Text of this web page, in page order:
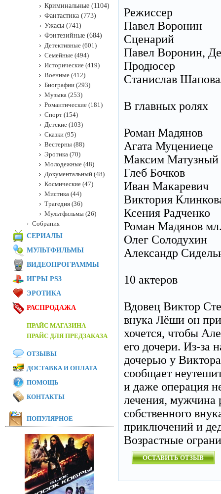
Режиссер
Павел Воронин
Сценарий
Павел Воронин,
Продюсер
Станислав
В главных ролях
Роман Мадянов
Агата Муцениеце
Максим Матузный
Глеб Бочков
Иван Макаревич
Виктория
Ксения Радченко
Роман Мадянов
Олег Солодухин
Александр
10 актеров
Вдовец Виктор
внука Лёши он
хочется, чтобы
его дочери. Из-за
дочерью у
сообщает
и даже операция
лечения, мужчина
собственного
приключений и
Возрастные
ОСТАВИТЬ ОТЗЫВ
Криминальные (1104)
Фантастика (773)
Ужасы (741)
Фэнтезийные (684)
Детективные (601)
Семейные (494)
Исторические (419)
Военные (412)
Биографии (293)
Музыка (253)
Романтические (181)
Спорт (154)
Детские (103)
Сказки (95)
Вестерны (88)
Эротика (70)
Молодежные (48)
Документальный (48)
Космические (47)
Мистика (44)
Трагедия (36)
Мультфильмы (26)
Собрания
СЕРИАЛЫ
МУЛЬТФИЛЬМЫ
ВИДЕОПРОГРАММЫ
ИГРЫ PS3
ЭРОТИКА
РАСПРОДАЖА
ПРАЙС МАГАЗИНА
ПРАЙС ДЛЯ ПРЕДЗАКАЗА
ОТЗЫВЫ
ДОСТАВКА И ОПЛАТА
ПОМОЩЬ
КОНТАКТЫ
ПОПУЛЯРНОЕ